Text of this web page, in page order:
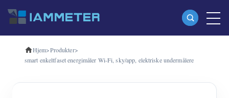
Produkter
Hjem>Produkter>
smart enkeltfaset energimåler Wi-Fi, sky/app, elektriske undermålere